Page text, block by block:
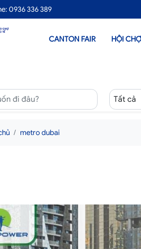
0936 336 389
CANTON FAIR HỘI
metro dubai